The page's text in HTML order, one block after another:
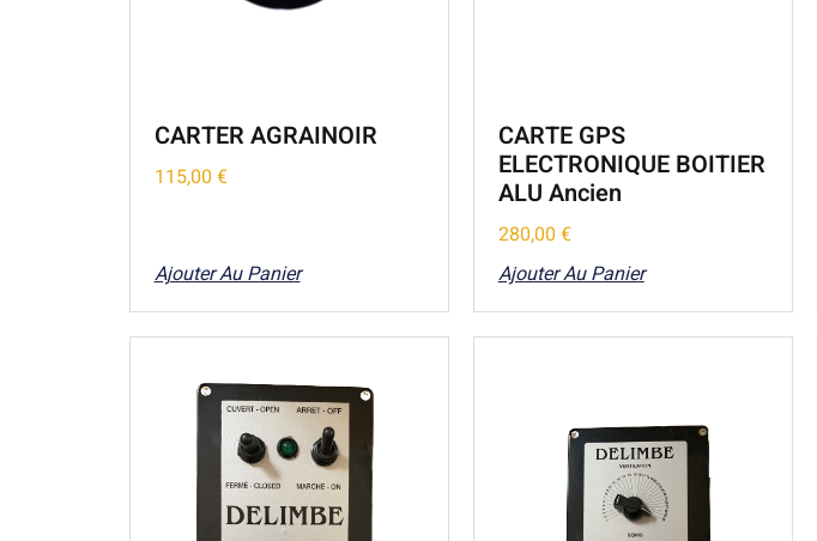
CARTER AGRAINOIR
115,00 €
Ajouter Au Panier
CARTE GPS
ELECTRONIQUE BOITIER
ALU Ancien
280,00 €
Ajouter Au Panier